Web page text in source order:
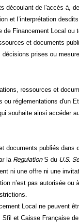
découlant de l'accès à,
et l’interprétation
Financement Local ou
et documents
prises ou
ressources et
ou réglementations d'un
souhaite ainsi
documents publiés
la RegulationS du U.S.
ni une offre ni une
n’est pas autorisée
Local ne peuvent
et Caisse Française